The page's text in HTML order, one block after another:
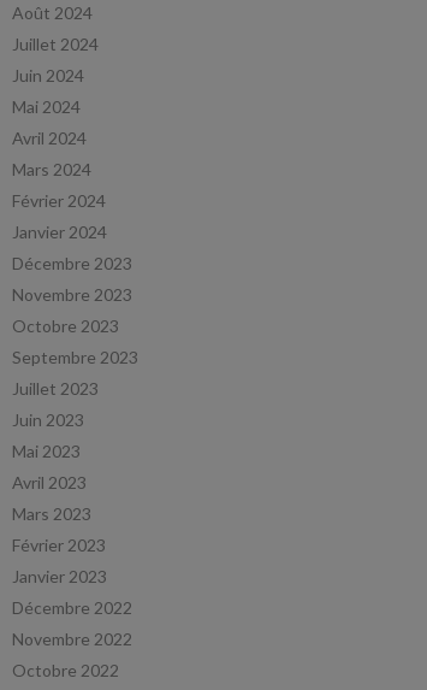
Août 2024
Juillet 2024
Juin 2024
Mai 2024
Avril 2024
Mars 2024
Février 2024
Janvier 2024
Décembre 2023
Novembre 2023
Octobre 2023
Septembre 2023
Juillet 2023
Juin 2023
Mai 2023
Avril 2023
Mars 2023
Février 2023
Janvier 2023
Décembre 2022
Novembre 2022
Octobre 2022